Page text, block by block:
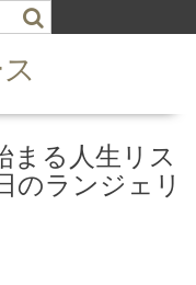
まる人生リス
のランジェリ